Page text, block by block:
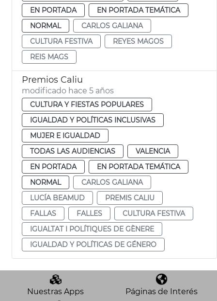
EN PORTADA
EN PORTADA TEMÁTICA
NORMAL
CARLOS GALIANA
CULTURA FESTIVA
REYES MAGOS
REIS MAGS
Premios Caliu
modificado hace 5 años
CULTURA Y FIESTAS POPULARES
IGUALDAD Y POLÍTICAS INCLUSIVAS
MUJER E IGUALDAD
TODAS LAS AUDIENCIAS
VALENCIA
EN PORTADA
EN PORTADA TEMÁTICA
NORMAL
CARLOS GALIANA
LUCÍA BEAMUD
PREMIS CALIU
FALLAS
FALLES
CULTURA FESTIVA
IGUALTAT I POLÍTIQUES DE GÈNERE
IGUALDAD Y POLÍTICAS DE GÉNERO
Nuestras Apps Páginas de Interés